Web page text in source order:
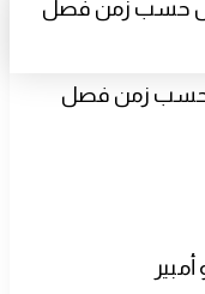
حسب زمن فصل